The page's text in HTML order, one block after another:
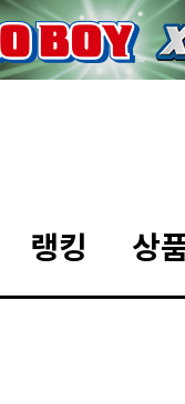
랭킹 상